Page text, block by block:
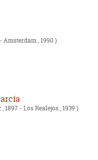
Amsterdam , 1990 )
1897 - Los Realejos , 1939 )